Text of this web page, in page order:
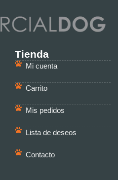
Tienda
Mi cuenta
Carrito
Mis pedidos
Lista de deseos
Contacto